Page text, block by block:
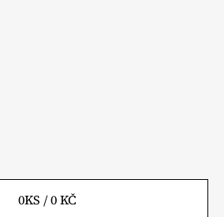
0KS /0 KČ